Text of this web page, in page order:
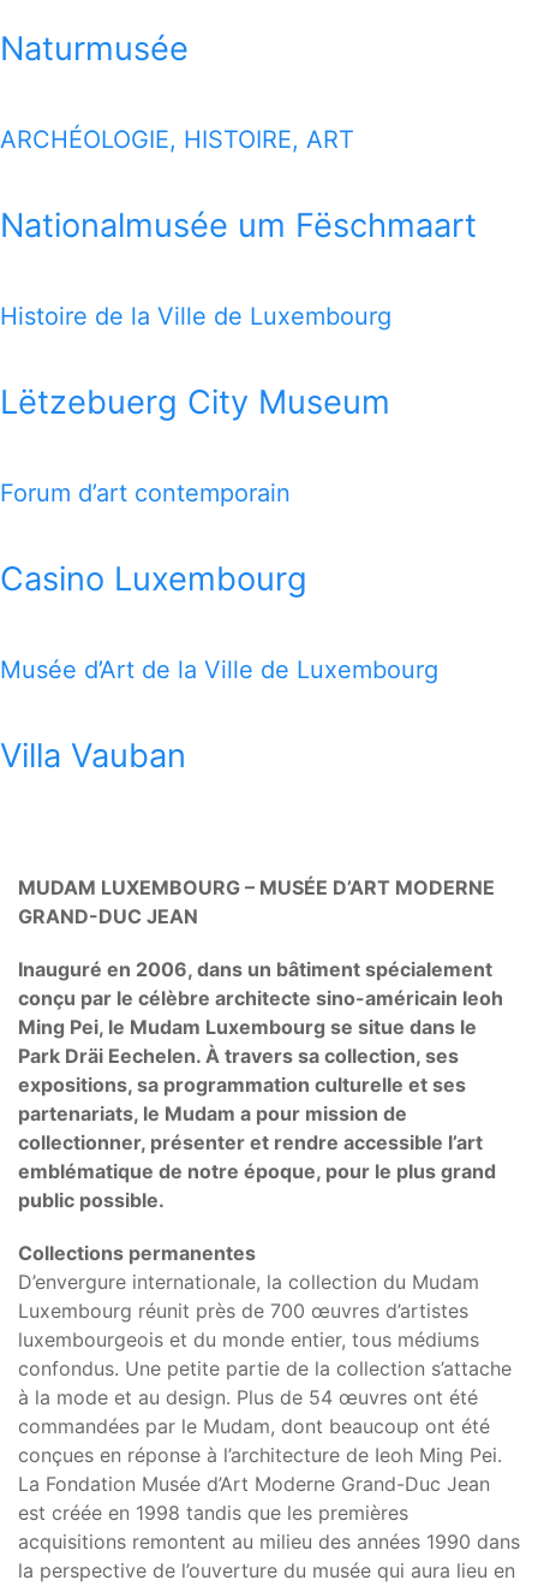
Naturmusée
ARCHÉOLOGIE, HISTOIRE, ART
Nationalmusée um Fëschmaart
Histoire de la Ville de Luxembourg
Lëtzebuerg City Museum
Forum d’art contemporain
Casino Luxembourg
Musée d’Art de la Ville de Luxembourg
Villa Vauban
MUDAM LUXEMBOURG – MUSÉE D’ART MODERNE
GRAND-DUC JEAN
Inauguré en 2006, dans un bâtiment spécialement
conçu par le célèbre architecte sino-américain Ieoh
Ming Pei, le Mudam Luxembourg se situe dans le
Park Dräi Eechelen. À travers sa collection, ses
expositions, sa programmation culturelle et ses
partenariats, le Mudam a pour mission de
collectionner, présenter et rendre accessible l’art
emblématique de notre époque, pour le plus grand
public possible.
Collections permanentes
D’envergure internationale, la collection du Mudam
Luxembourg réunit près de 700 œuvres d’artistes
luxembourgeois et du monde entier, tous médiums
confondus. Une petite partie de la collection s’attache
à la mode et au design. Plus de 54 œuvres ont été
commandées par le Mudam, dont beaucoup ont été
conçues en réponse à l’architecture de Ieoh Ming Pei.
La Fondation Musée d’Art Moderne Grand-Duc Jean
est créée en 1998 tandis que les premières
acquisitions remontent au milieu des années 1990 dans
la perspective de l’ouverture du musée qui aura lieu en